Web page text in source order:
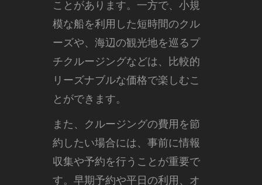
ことがあります。一方で、小規
模な船を利用した短時間のクル
ーズや、海辺の観光地を巡るプ
チクルージングなどは、比較的
リーズナブルな価格で楽しむこ
とができます。
また、クルージングの費用を節
約したい場合には、事前に情報
収集や予約を行うことが重要で
す。早期予約や平日の利用、オ